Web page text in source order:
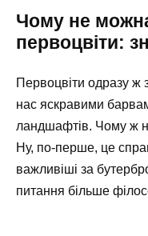
Чому не
первоцвіти:
Первоцвіти одразу ж
нас яскравими
ландшафтів. Чому ж
Ну, по-перше, це
важливіші за
питання більше